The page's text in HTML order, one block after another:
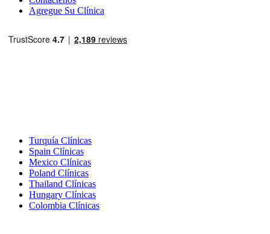
Agregue Su Clínica
Turquía Clínicas
Spain Clínicas
Mexico Clínicas
Poland Clínicas
Thailand Clínicas
Hungary Clínicas
Colombia Clínicas